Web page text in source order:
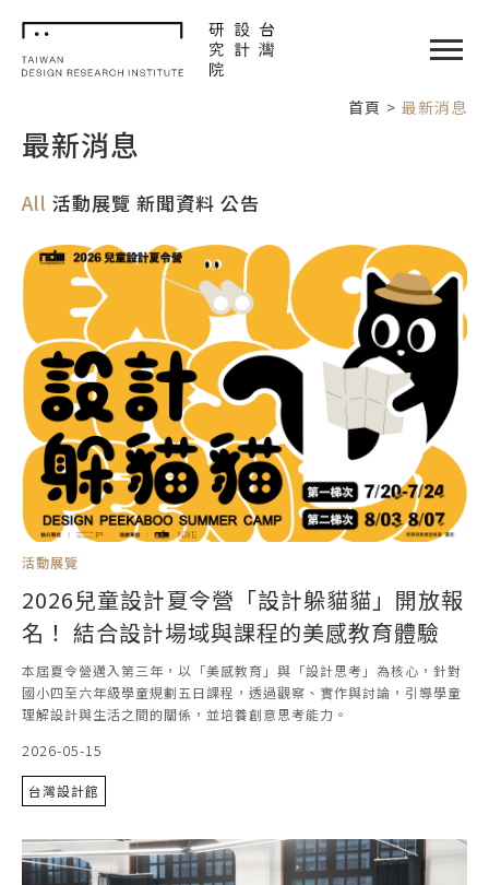
TDRI
單
首頁 最新消息
最新消息
All 活動展覽 新聞資料 公告
活動展覽
2026兒童設計夏令營「設計躲貓貓」開放報
名！ 結合設計場域與課程的美感教育體驗
本屆夏令營邁入第三年，以「美感教育」與「設計思考」為核心，針對
國小四至六年級學童規劃五日課程，透過觀察、實作與討論，引導學童
理解設計與生活之間的關係，並培養創意思考能力。
2026-05-15
台灣設計館